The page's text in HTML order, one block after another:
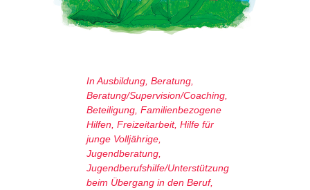
In Ausbildung Beratung
Beratung/Supervision/Coaching
Beteiligung Familienbezogene
Hilfen Freizeitarbeit, Hilfe für
junge Volljährige
Jugendberatung
Jugendberufshilfe/Unterstützung
beim Übergang in den Beruf,